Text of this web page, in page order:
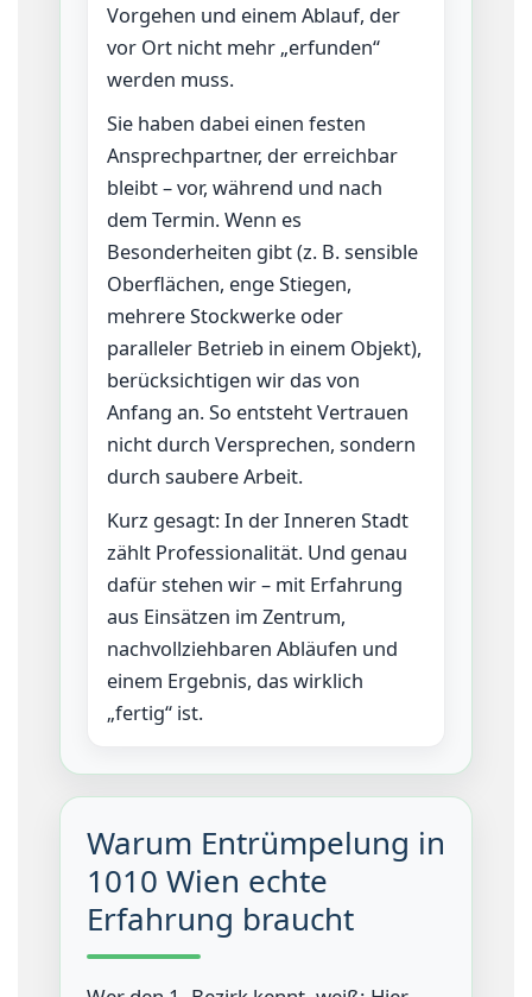
Vorgehen und einem Ablauf, der
vor Ort nicht mehr „erfunden“
werden muss.
Sie haben dabei einen festen
Ansprechpartner, der erreichbar
bleibt – vor, während und nach
dem Termin. Wenn es
Besonderheiten gibt (z. B. sensible
Oberflächen, enge Stiegen,
mehrere Stockwerke oder
paralleler Betrieb in einem Objekt),
berücksichtigen wir das von
Anfang an. So entsteht Vertrauen
nicht durch Versprechen, sondern
durch saubere Arbeit.
Kurz gesagt: In der Inneren Stadt
zählt Professionalität. Und genau
dafür stehen wir – mit Erfahrung
aus Einsätzen im Zentrum,
nachvollziehbaren Abläufen und
einem Ergebnis, das wirklich
„fertig“ ist.
Warum Entrümpelung in
1010 Wien echte
Erfahrung braucht